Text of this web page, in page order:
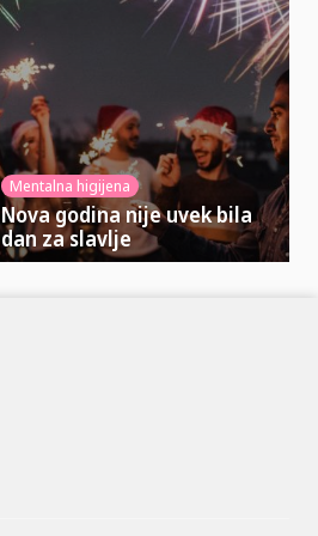
Mentalna higijena
Nova godina nije uvek bila
dan za slavlje